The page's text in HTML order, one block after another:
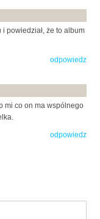
i powiedział, że to album
odpowiedz
mi co on ma wspólnego
odpowiedz